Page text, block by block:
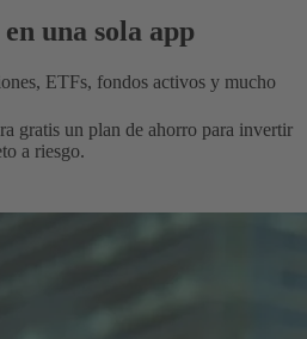
una sola app
ETFs, fondos activos y mucho
gratis un plan de ahorro para invertir
a riesgo.